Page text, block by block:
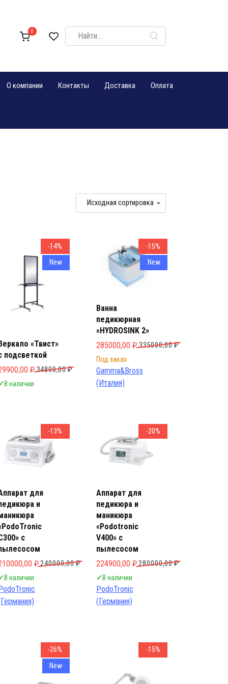
0
Search
for:
О компании Контакты Доставка Оплата
209400,00 ₽.
-14%
New
«Твист»
подсветкой
34800,00₽
цена составляла 34800,00 ₽.
₽
цена: 29900,00 ₽.
В наличии
-15%
New
Ванна
педикюрная
«HYDROSINK 2»
335000,00₽
Первоначальная цена составляла
285000,00 ₽
Текущая цена: 285000,00 ₽.
Под заказ
Gamma&Bross
(Италия)
284000,00 ₽.
-13%
для
и
с
240000,00₽
цена составляла 240000,00 ₽.
₽
цена: 210000,00 ₽.
В наличии
-20%
Аппарат для
педикюра и
маникюра
«Podotronic
V400» с
пылесосом
280000,00₽
Первоначальная цена составляла
224900,00 ₽
Текущая цена: 224900,00 ₽.
✓ В наличии
PodoTronic
(Германия)
-26%
New
-15%